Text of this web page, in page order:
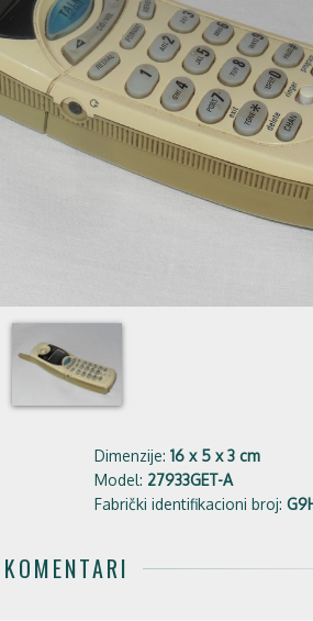
Dimenzije: 16 x 5 x 3 cm
Model: 27933GET-A
Fabrički identifikacioni broj:
KOMENTARI